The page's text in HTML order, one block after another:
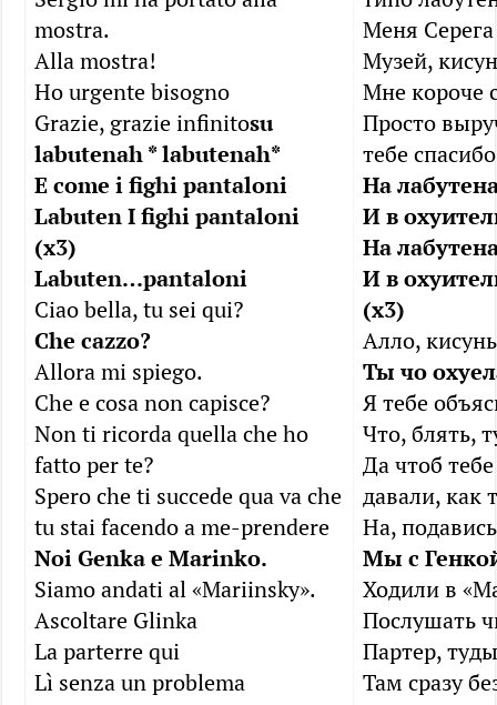
mostra.
Alla mostra!
Ho urgente bisogno
Grazie, grazie infinitosu
labutenah * labutenah*
E come i fighi pantaloni
Labuten I fighi pantaloni
(x3)
Labuten…pantaloni
Ciao bella, tu sei qui?
Сhe cazzo?
Allora mi spiego.
Che e cosa non capisce?
Non ti ricorda quella che ho
fatto per te?
Spero che ti succede qua va che
tu stai facendo a me-prendere
Noi Genka e Marinko.
Siamo andati al «Mariinsky».
Ascoltare Glinka
La parterre qui
Lì senza un problema
Меня
Музей,
Мне короче
Просто
тебе
На
И в
На
И в
(х3)
Алло,
Ты чо
Я тебе
Что, блять,
Да чтоб
давали, как
На,
Мы с
Ходили в
Послушать
Партер,
Там сразу